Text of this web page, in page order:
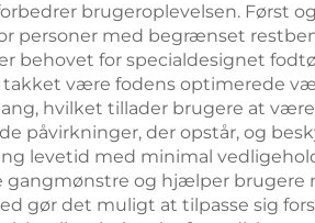
brugeroplevelsen. Først
personer med begrænset
behovet for specialdesignet
være fodens optimerede
hvilket tillader brugere at
påvirkninger, der opstår, og
levetid med minimal
og hjælper
gør det muligt at tilpasse sig